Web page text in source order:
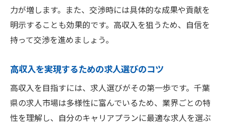
力が増します。また、交渉時には具体的な成果や貢献を
明示することも効果的です。高収入を狙うため、自信を
持って交渉を進めましょう。
高収入を実現するための求人選びのコツ
高収入を目指すには、求人選びがその第一歩です。千葉
県の求人市場は多様性に富んでいるため、業界ごとの特
性を理解し、自分のキャリアプランに最適な求人を選ぶ